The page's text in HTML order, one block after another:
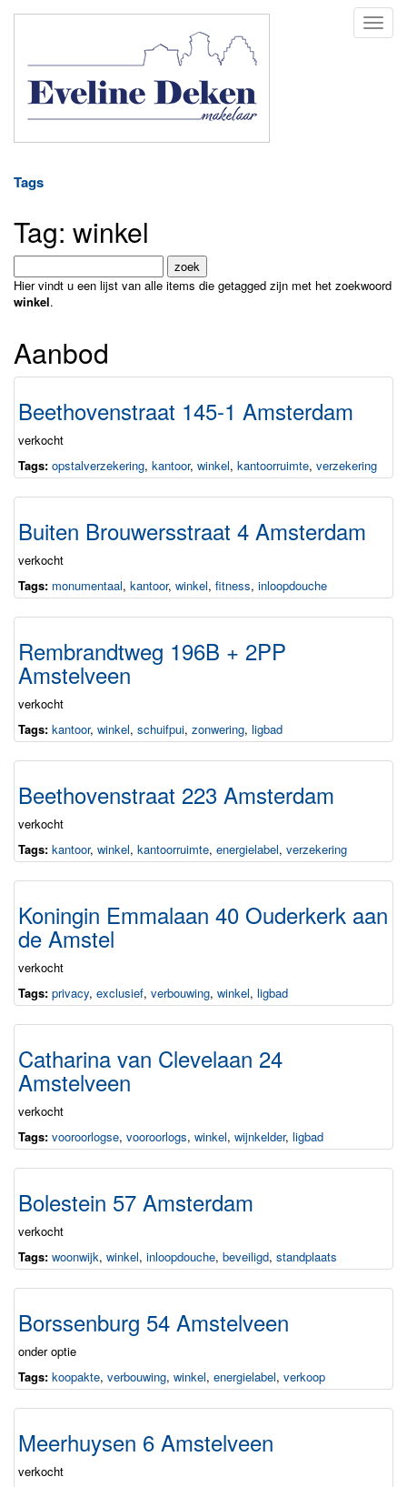
Tags
Tag: winkel
Hier vindt u een lijst van alle items die getagged zijn met het zoekwoord
winkel.
Aanbod
Beethovenstraat 145-1 Amsterdam
verkocht
Tags: opstalverzekering, kantoor, winkel, kantoorruimte, verzekering
Buiten Brouwersstraat 4 Amsterdam
verkocht
Tags: monumentaal, kantoor, winkel, fitness, inloopdouche
Rembrandtweg 196B + 2PP
Amstelveen
verkocht
Tags: kantoor, winkel, schuifpui, zonwering, ligbad
Beethovenstraat 223 Amsterdam
verkocht
Tags: kantoor, winkel, kantoorruimte, energielabel, verzekering
Koningin Emmalaan 40 Ouderkerk aan
de Amstel
verkocht
Tags: privacy, exclusief, verbouwing, winkel, ligbad
Catharina van Clevelaan 24
Amstelveen
verkocht
Tags: vooroorlogse, vooroorlogs, winkel, wijnkelder, ligbad
Bolestein 57 Amsterdam
verkocht
Tags: woonwijk, winkel, inloopdouche, beveiligd, standplaats
Borssenburg 54 Amstelveen
onder optie
Tags: koopakte, verbouwing, winkel, energielabel, verkoop
Meerhuysen 6 Amstelveen
verkocht